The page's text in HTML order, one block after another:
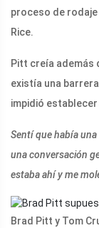
proceso de
Rice.
Pitt creía además
existía una
impidió
Sentí que había
una conversación
estaba ahí y me
Brad Pitt y Tom